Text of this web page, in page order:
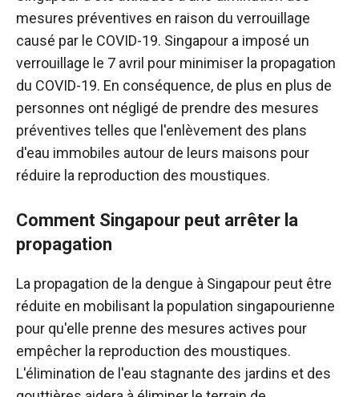
mesures préventives en raison du verrouillage
causé par le COVID-19. Singapour a imposé un
verrouillage le 7 avril pour minimiser la propagation
du COVID-19. En conséquence, de plus en plus de
personnes ont négligé de prendre des mesures
préventives telles que l'enlèvement des plans
d'eau immobiles autour de leurs maisons pour
réduire la reproduction des moustiques.
Comment Singapour peut arrêter la
propagation
La propagation de la dengue à Singapour peut être
réduite en mobilisant la population singapourienne
pour qu'elle prenne des mesures actives pour
empêcher la reproduction des moustiques.
L'élimination de l'eau stagnante des jardins et des